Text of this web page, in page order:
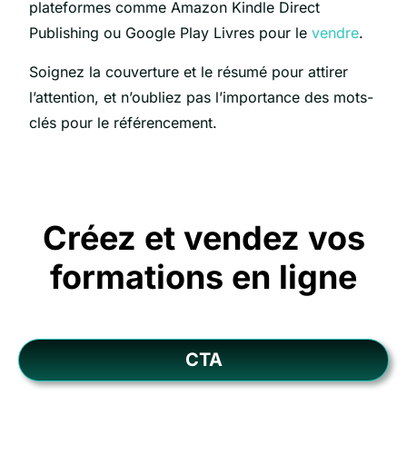
plateformes comme Amazon Kindle Direct
Publishing ou Google Play Livres pour levendre.
Soignez la couverture et le résumé pour attirer
l’attention, et n’oubliez pas l’importance des mots-
clés pour le référencement.
Créez et vendez vos
formations en ligne
CTA